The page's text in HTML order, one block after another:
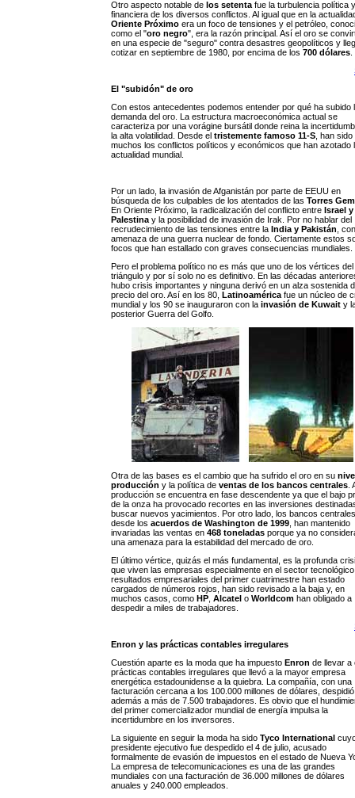
Otro aspecto notable de los setenta fue la turbulencia política y
financiera de los diversos conflictos. Al igual que en la
Oriente Próximo era un foco de tensiones y el petróleo,
como el "oro negro", era la razón principal. Así el oro se
en una especie de "seguro" contra desastres geopolíticos y
cotizar en septiembre de 1980, por encima de los 700 dólares
El "subidón" de oro
Con estos antecedentes podemos entender por qué ha subido
demanda del oro. La estructura macroeconómica actual se
caracteriza por una vorágine bursátil donde reina la
la alta volatilidad. Desde el tristemente famoso 11-S , han sido
muchos los conflictos políticos y económicos que han azotado
actualidad mundial.
Por un lado, la invasión de Afganistán por parte de EEUU en
búsqueda de los culpables de los atentados de las Torres
En Oriente Próximo, la radicalización del conflicto entre Israel y
Palestina y la posibilidad de invasión de Irak. Por no hablar del
recrudecimiento de las tensiones entre la India y Pakistán ,
amenaza de una guerra nuclear de fondo. Ciertamente estos
focos que han estallado con graves consecuencias mundiales.
Pero el problema político no es más que uno de los vértices del
triángulo y por sí solo no es definitivo. En las décadas
hubo crisis importantes y ninguna derivó en un alza sostenida
precio del oro. Así en los 80, Latinoamérica fue un núcleo de
mundial y los 90 se inauguraron con la invasión de Kuwait y
posterior Guerra del Golfo.
Otra de las bases es el cambio que ha sufrido el oro en su
producción y la política de ventas de los bancos centrales .
producción se encuentra en fase descendente ya que el bajo
de la onza ha provocado recortes en las inversiones
buscar nuevos yacimientos. Por otro lado, los bancos
desde los acuerdos de Washington de 1999 , han mantenido
invariadas las ventas en 468 toneladas porque ya no
una amenaza para la estabilidad del mercado de oro.
El último vértice, quizás el más fundamental, es la profunda
que viven las empresas especialmente en el sector
resultados empresariales del primer cuatrimestre han estado
cargados de números rojos, han sido revisado a la baja y, en
muchos casos, como HP Alcatel o Worldcom han obligado a
despedir a miles de trabajadores.
Enron y las prácticas contables irregulares
Cuestión aparte es la moda que ha impuesto Enron de llevar a
prácticas contables irregulares que llevó a la mayor empresa
energética estadounidense a la quiebra. La compañía, con una
facturación cercana a los 100.000 millones de dólares, despidió
además a más de 7.500 trabajadores. Es obvio que el
del primer comercializador mundial de energía impulsa la
incertidumbre en los inversores.
La siguiente en seguir la moda ha sido Tyco International
presidente ejecutivo fue despedido el 4 de julio, acusado
formalmente de evasión de impuestos en el estado de Nueva
La empresa de telecomunicaciones es una de las grandes
mundiales con una facturación de 36.000 millones de dólares
anuales y 240.000 empleados.